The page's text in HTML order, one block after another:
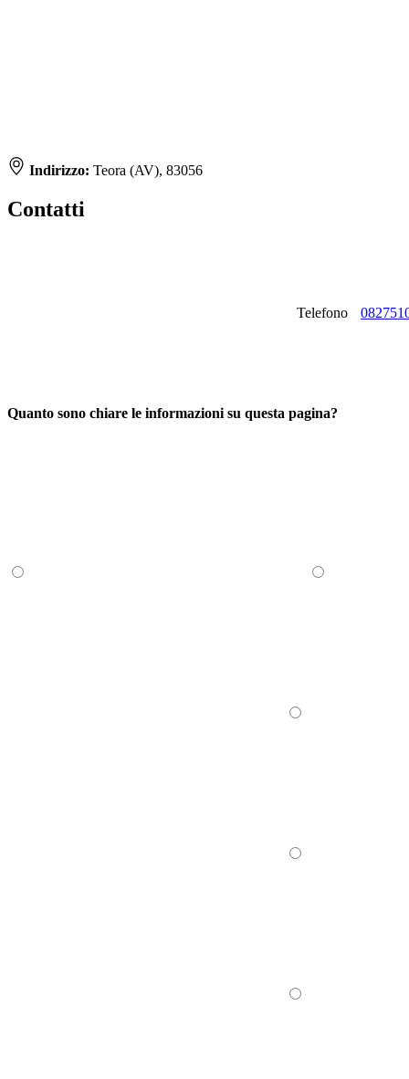
Indirizzo: Teora (AV), 83056
Contatti
Telefono
Quanto sono chiare le informazioni su questa pagina?